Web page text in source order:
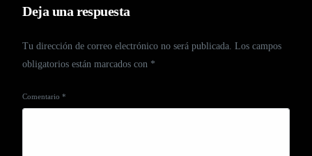
Deja una respuesta
Tu dirección de correo electrónico no será publicada. Los campos
obligatorios están marcados con *
Comentario*